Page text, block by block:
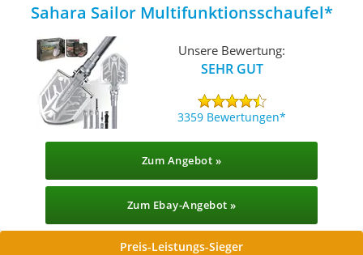
Sahara Sailor Multifunktionsschaufel
Unsere Bewertung:
SEHR GUT
3359 Bewertungen
Zum Angebot »
Zum Ebay-Angebot »
Preis-Leistungs-Sieger